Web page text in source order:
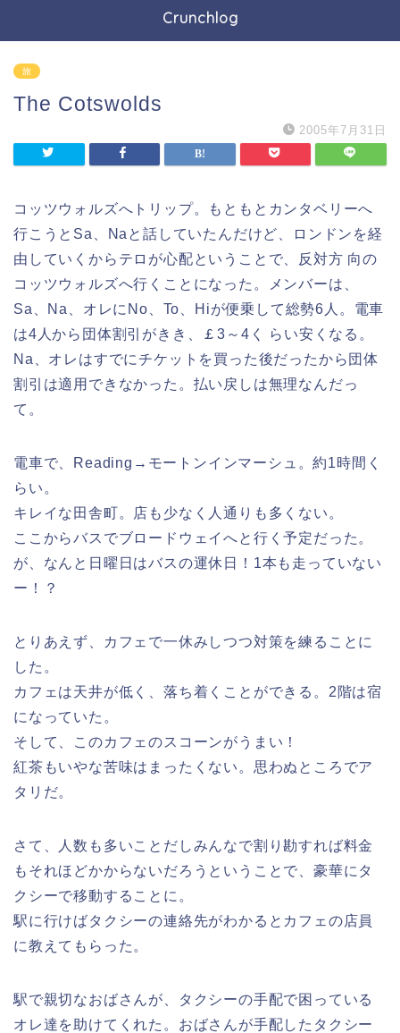
Crunchlog
旅
The Cotswolds
2005年7月31日
コッツウォルズへトリップ。もともとカンタベリーへ
行こうとSa、Naと話していたんだけど、ロンドンを経
由していくからテロが心配ということで、反対方 向の
コッツウォルズへ行くことになった。メンバーは、
Sa、Na、オレにNo、To、Hiが便乗して総勢6人。電車
は4人から団体割引がきき、￡3～4く らい安くなる。
Na、オレはすでにチケットを買った後だったから団体
割引は適用できなかった。払い戻しは無理なんだっ
て。
電車で、Reading→モートンインマーシュ。約1時間く
らい。
キレイな田舎町。店も少なく人通りも多くない。
ここからバスでブロードウェイへと行く予定だった。
が、なんと日曜日はバスの運休日！1本も走っていない
ー！？
とりあえず、カフェで一休みしつつ対策を練ることに
した。
カフェは天井が低く、落ち着くことができる。2階は宿
になっていた。
そして、このカフェのスコーンがうまい！
紅茶もいやな苦味はまったくない。思わぬところでア
タリだ。
さて、人数も多いことだしみんなで割り勘すれば料金
もそれほどかからないだろうということで、豪華にタ
クシーで移動することに。
駅に行けばタクシーの連絡先がわかるとカフェの店員
に教えてもらった。
駅で親切なおばさんが、タクシーの手配で困っている
オレ達を助けてくれた。おばさんが手配したタクシー